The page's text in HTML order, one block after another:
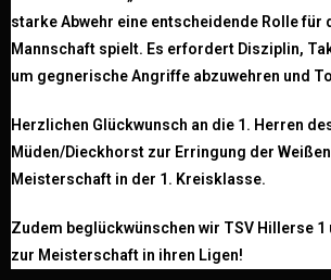
starke Abwehr eine entscheidende Rolle für
Mannschaft spielt. Es erfordert Disziplin,
um gegnerische Angriffe abzuwehren und
Herzlichen Glückwunsch an die 1. Herren
Müden/Dieckhorst zur Erringung der
Meisterschaft in der 1. Kreisklasse.
Zudem beglückwünschen wir TSV Hillerse 1
zur Meisterschaft in ihren Ligen!